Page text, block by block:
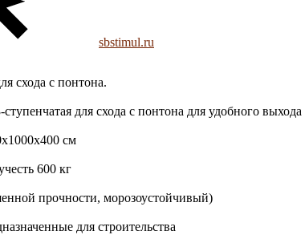
sbstimul.ru
схода с понтона.
для схода с понтона для удобного
см
600 кг
прочности, морозоустойчивый)
для строительства